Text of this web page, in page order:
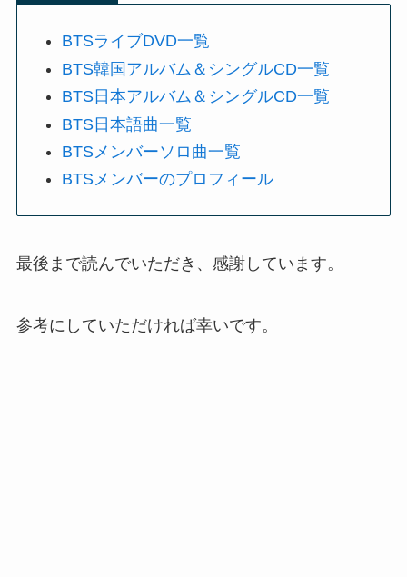
BTSライブDVD一覧
BTS韓国アルバム＆シングルCD一覧
BTS日本アルバム＆シングルCD一覧
BTS日本語曲一覧
BTSメンバーソロ曲一覧
BTSメンバーのプロフィール
最後まで読んでいただき、感謝しています。
参考にしていただければ幸いです。